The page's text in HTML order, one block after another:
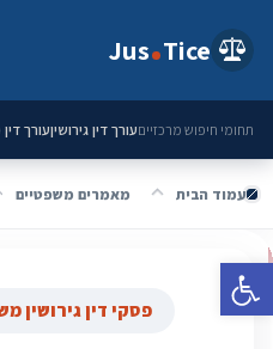
פתח סרגל נגישות
Jus Tice
תחומי חיפוש מרכזייםעורך דין גירושיןעורך דין
עמוד הבית מאמרים משפטיים
פסקי דין גירושין